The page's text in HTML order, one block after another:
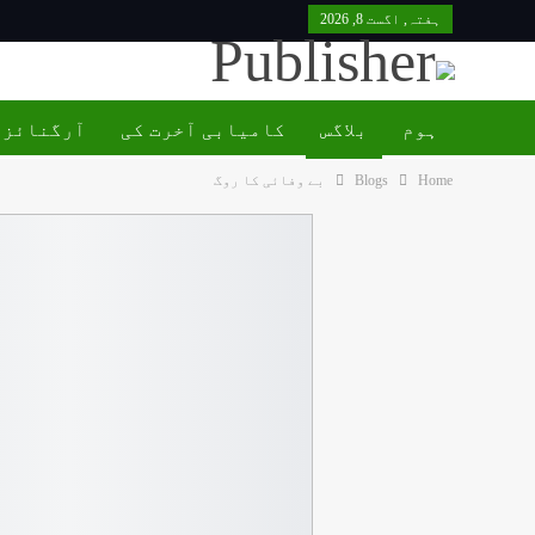
ہفتہ, اگست 8, 2026
ہوم بلاگس کامیابی آخرت کی
Home
Blogs بے وفائی کا روگ